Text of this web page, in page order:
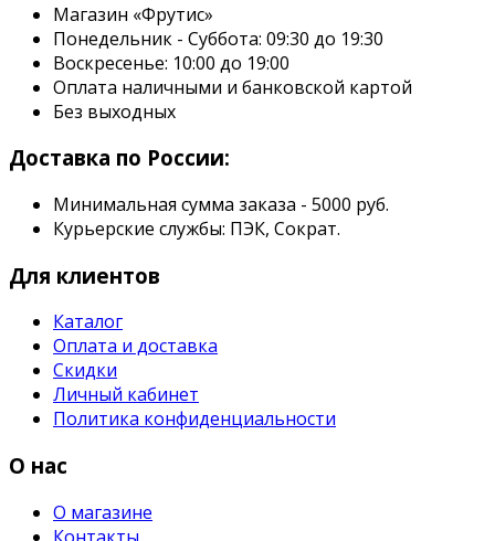
Магазин «Фрутис»
Понедельник - Суббота: 09:30 до 19:30
Воскресенье: 10:00 до 19:00
Оплата наличными и банковской картой
Без выходных
Доставка по России:
Минимальная сумма заказа - 5000 руб.
Курьерские службы: ПЭК, Сократ.
Для клиентов
Каталог
Оплата и доставка
Скидки
Личный кабинет
Политика конфиденциальности
О нас
О магазине